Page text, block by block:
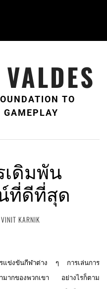
TO
GAMEPLAY
ดิมพัน
ที่ดีที่สุด
VINIT KARNIK
แข่งขันกีฬาต่าง ๆ
การเล่นการ
ากของพวกเขา
อย่างไรก็ตาม